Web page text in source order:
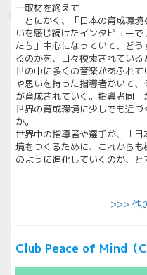
―取材を終えて
とにかく、「日本の育成環境
いを感じ続けたインタビュー
たち」中心になっていて、ど
るのかを、日々模索されている
世の中に多くの音楽があふれ
や思いを持った指導者がいて
が育成されていく。指導者同士
世界の育成環境に少しでも近
か。
世界中の指導者や選手が、「
境をつくるために、これからも
のように進化していくのか、と
>>> 他
Club Peace of Mind（